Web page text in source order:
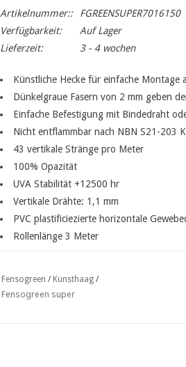
Artikelnummer::
FGREENSUPER7016150
Verfügbarkeit:
Auf Lager
Lieferzeit:
3 - 4 wochen
Künstliche Hecke für einfache Montage
Dünkelgraue Fasern von 2 mm geben
Einfache Befestigung mit Bindedraht
Nicht entflammbar nach NBN S21-203
43 vertikale Stränge pro Meter
100% Opazität
UVA Stabilität +12500 hr
Vertikale Drähte: 1,1 mm
PVC plastificiezierte horizontale
Rollenlänge 3 Meter
Fensogreen / Kunsthaag /
Fensogreen super